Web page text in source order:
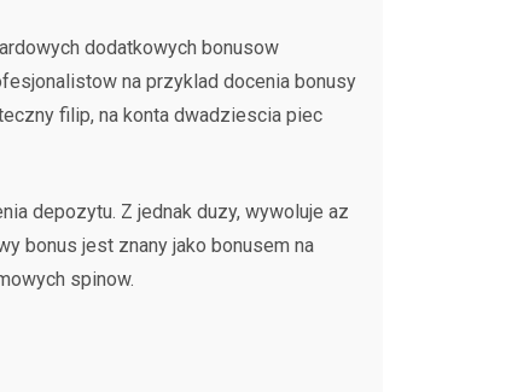
dodatkowych bonusow
na przyklad docenia bonusy
filip, na konta dwadziescia piec
depozytu. Z jednak duzy, wywoluje az
bonus jest znany jako bonusem na
spinow.